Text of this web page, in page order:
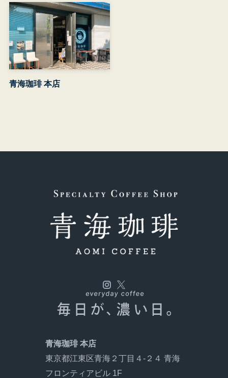
青海珈琲 本店
青海珈琲 本店
東京都江東区青海２丁目４-２４ 青海
フロンティアビル 1F